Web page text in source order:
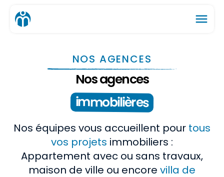
menu
NOS AGENCES
Nos agences
immobilières
Nos équipes vous accueillent pour tous
vos projets immobiliers :
Appartement avec ou sans travaux,
maison de ville ou encore villa de